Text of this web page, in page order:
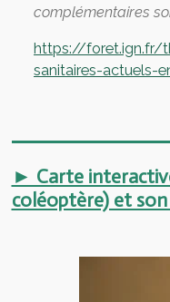
complémentaires
https://foret.ign.fr/
sanitaires-actuels-
► Carte
coléoptère) et